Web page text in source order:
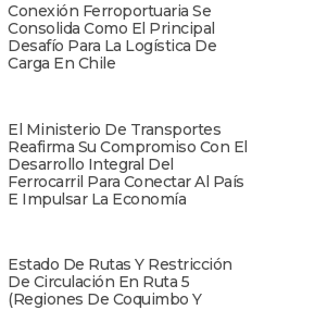
Conexión Ferroportuaria Se
Consolida Como El Principal
Desafío Para La Logística De
Carga En Chile
El Ministerio De Transportes
Reafirma Su Compromiso Con El
Desarrollo Integral Del
Ferrocarril Para Conectar Al País
E Impulsar La Economía
Estado De Rutas Y Restricción
De Circulación En Ruta 5
(Regiones De Coquimbo Y